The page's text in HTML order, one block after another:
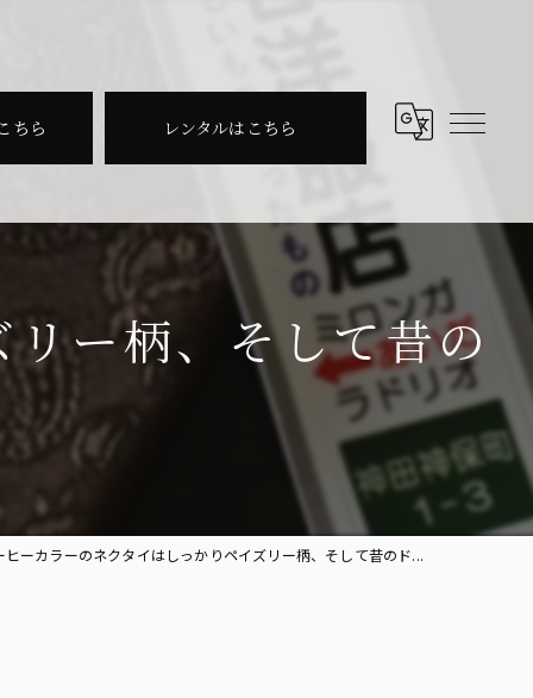
ちら レンタルはこちら
ー柄、そして昔の
ヒーカラーのネクタイはしっかりペイズリー柄、そして昔のド...